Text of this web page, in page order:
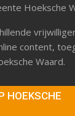
Hoeksche
content,
Waard.
HOEKSCHE